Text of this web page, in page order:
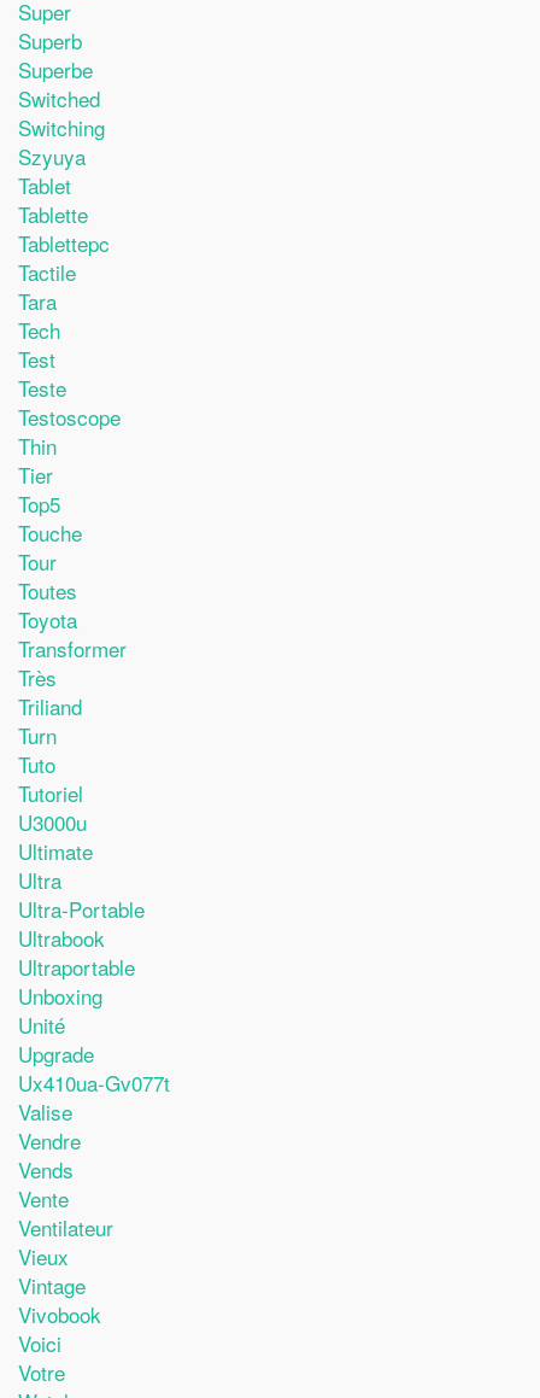
Super
Superb
Superbe
Switched
Switching
Szyuya
Tablet
Tablette
Tablettepc
Tactile
Tara
Tech
Test
Teste
Testoscope
Thin
Tier
Top5
Touche
Tour
Toutes
Toyota
Transformer
Très
Triliand
Turn
Tuto
Tutoriel
U3000u
Ultimate
Ultra
Ultra-Portable
Ultrabook
Ultraportable
Unboxing
Unité
Upgrade
Ux410ua-Gv077t
Valise
Vendre
Vends
Vente
Ventilateur
Vieux
Vintage
Vivobook
Voici
Votre